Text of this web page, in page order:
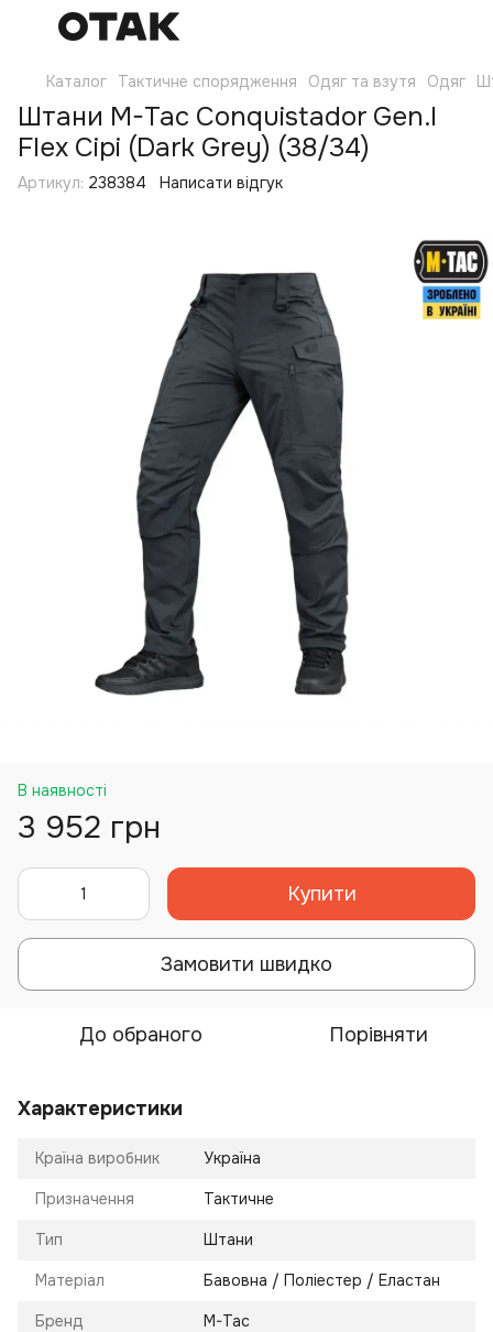
Каталог Тактичне спорядження Одяг та взутя Одяг
Штани M-Tac Conquistador Gen.I
Flex Сірі (Dark Grey) (38/34)
Артикул: 238384 Написати відгук
В наявності
3 952 грн
Купити
Замовити швидко
До обраного Порівняти
Характеристики
Країна виробник Україна
Призначення Тактичне
Тип Штани
Матеріал Бавовна / Поліестер / Еластан
Бренд M-Tac